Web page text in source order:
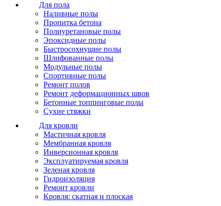
Для пола
Наливные полы
Пропитка бетона
Полиуретановые полы
Эпоксидные полы
Быстросохнущие полы
Шлифованные полы
Модульные полы
Спортивные полы
Ремонт полов
Ремонт деформационных швов
Бетонные топпинговые полы
Сухие стяжки
Для кровли
Мастичная кровля
Мембранная кровля
Инверсионная кровля
Эксплуатируемая кровля
Зеленая кровля
Гидроизоляция
Ремонт кровли
Кровля: скатная и плоская